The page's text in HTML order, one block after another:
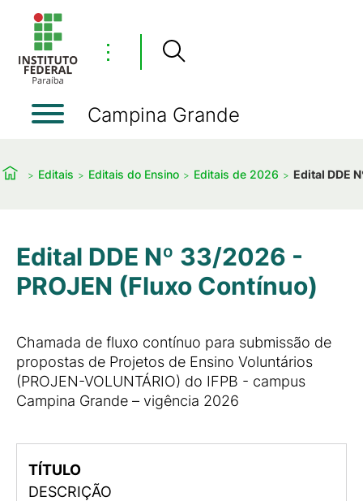
⋮
Campina Grande
Editais Editais do Ensino Editais de 2026 Edital DDE
Edital DDE Nº 33/2026 -
PROJEN (Fluxo Contínuo)
Chamada de fluxo contínuo para submissão de
propostas de Projetos de Ensino Voluntários
(PROJEN-VOLUNTÁRIO) do IFPB - campus
Campina Grande – vigência 2026
TÍTULO
DESCRIÇÃO